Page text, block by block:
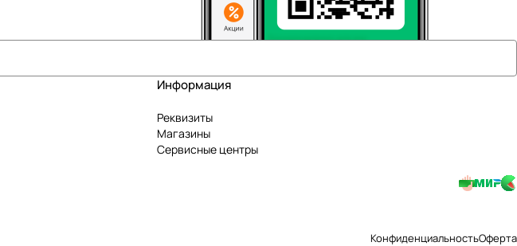
Информация
Реквизиты
Магазины
Сервисные центры
КонфиденциальностьОферта